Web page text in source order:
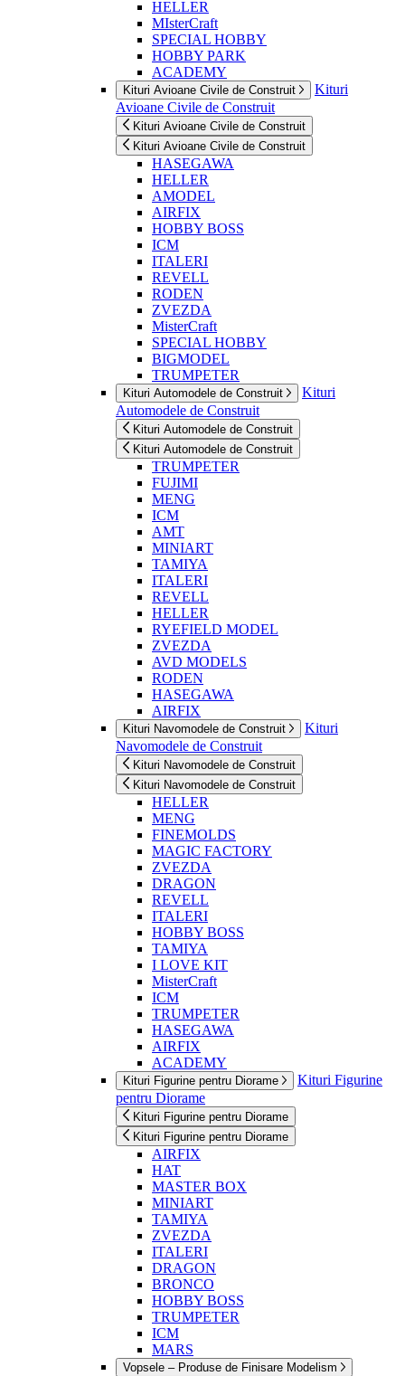
HELLER
MIsterCraft
SPECIAL HOBBY
HOBBY PARK
ACADEMY
Kituri Avioane Civile de Construit
Kituri
Avioane Civile de Construit
Kituri Avioane Civile de Construit
Kituri Avioane Civile de Construit
HASEGAWA
HELLER
AMODEL
AIRFIX
HOBBY BOSS
ICM
ITALERI
REVELL
RODEN
ZVEZDA
MisterCraft
SPECIAL HOBBY
BIGMODEL
TRUMPETER
Kituri Automodele de Construit
Kituri
Automodele de Construit
Kituri Automodele de Construit
Kituri Automodele de Construit
TRUMPETER
FUJIMI
MENG
ICM
AMT
MINIART
TAMIYA
ITALERI
REVELL
HELLER
RYEFIELD MODEL
ZVEZDA
AVD MODELS
RODEN
HASEGAWA
AIRFIX
Kituri Navomodele de Construit
Kituri
Navomodele de Construit
Kituri Navomodele de Construit
Kituri Navomodele de Construit
HELLER
MENG
FINEMOLDS
MAGIC FACTORY
ZVEZDA
DRAGON
REVELL
ITALERI
HOBBY BOSS
TAMIYA
I LOVE KIT
MisterCraft
ICM
TRUMPETER
HASEGAWA
AIRFIX
ACADEMY
Kituri Figurine pentru Diorame
Kituri Figurine
pentru Diorame
Kituri Figurine pentru Diorame
Kituri Figurine pentru Diorame
AIRFIX
HAT
MASTER BOX
MINIART
TAMIYA
ZVEZDA
ITALERI
DRAGON
BRONCO
HOBBY BOSS
TRUMPETER
ICM
MARS
Vopsele – Produse de Finisare Modelism